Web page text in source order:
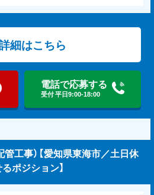
細はこちら
電話で応募する
受付 平日9:00-18:00
管工事）【愛知県東海市／土日休
ポジション】